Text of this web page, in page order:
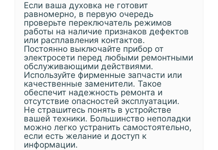
Если ваша духовка не готовит
равномерно, в первую очередь
проверьте переключатель режимов
работы на наличие признаков дефектов
или расплавления контактов.
Постоянно выключайте прибор от
электросети перед любыми ремонтными
обслуживающими действиями.
Используйте фирменные запчасти или
качественные заменители. Такое
обеспечит надежность ремонта и
отсутствие опасностей эксплуатации.
Не страшитесь понять в устройстве
вашей техники. Большинство неполадки
можно легко устранить самостоятельно,
если есть желание и доступ к
информации.